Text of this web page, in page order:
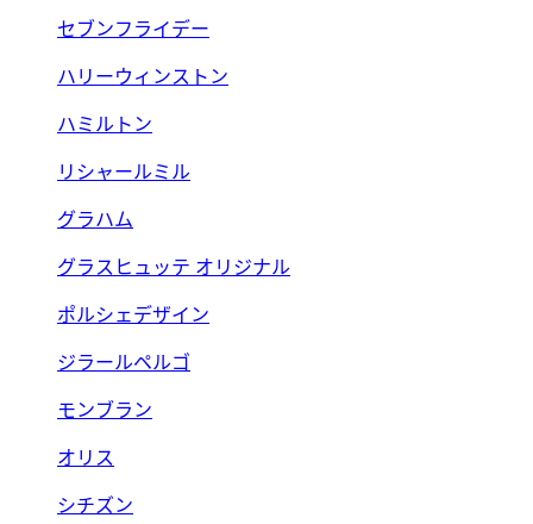
セブンフライデー
ハリーウィンストン
ハミルトン
リシャールミル
グラハム
グラスヒュッテ オリジナル
ポルシェデザイン
ジラールペルゴ
モンブラン
オリス
シチズン